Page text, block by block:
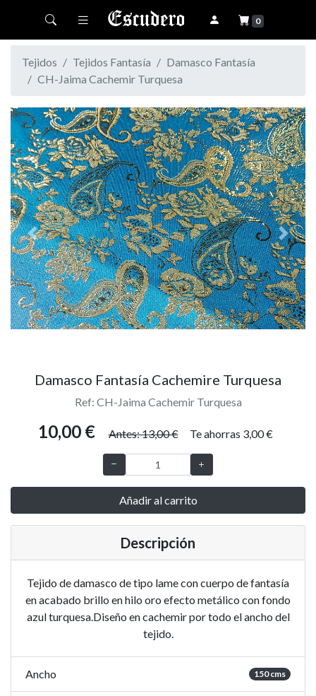
Toggle navigation 0
Tejidos Tejidos Fantasía
Damasco Fantasía
CH-Jaima Cachemir Turquesa
Previous Next
Damasco Fantasía Cachemire Turquesa
Ref: CH-Jaima Cachemir Turquesa
10,00 € Antes: 13,00 € Te ahorras 3,00 €
Añadir al carrito
Descripción
Tejido de damasco de tipo lame con cuerpo de fantasía
en acabado brillo en hilo oro efecto metálico con fondo
azul turquesa.Diseño en cachemir por todo el ancho del
tejido.
Ancho 150 cms